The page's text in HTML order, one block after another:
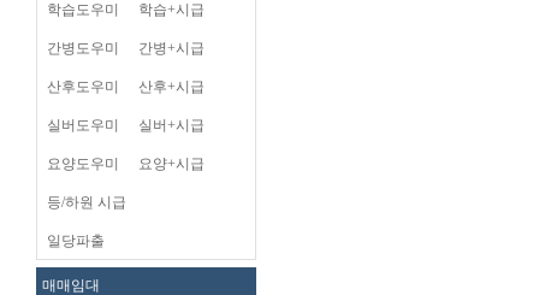
학습도우미 학습+시급
간병도우미 간병+시급
산후도우미 산후+시급
실버도우미 실버+시급
요양도우미 요양+시급
등/하원 시급
일당파출
매매임대